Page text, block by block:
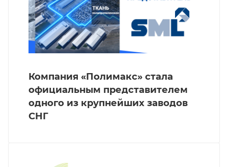
Компания «Полимакс» стала
официальным представителем
одного из крупнейших заводов
СНГ